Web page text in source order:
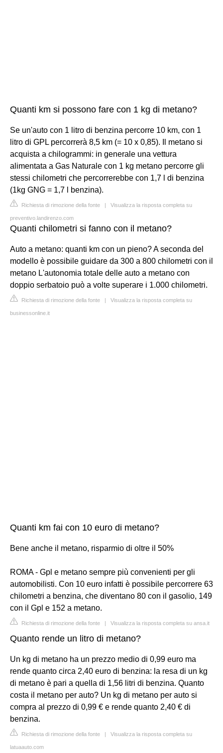
Quanti km si possono fare con 1 kg di metano?
Se un'auto con 1 litro di benzina percorre 10 km, con 1
litro di GPL percorrerà 8,5 km (= 10 x 0,85). Il metano si
acquista a chilogrammi: in generale una vettura
alimentata a Gas Naturale con 1 kg metano percorre gli
stessi chilometri che percorrerebbe con 1,7 l di benzina
(1kg GNG = 1,7 l benzina).
Richiesta di rimozione della fonte | Visualizza la risposta completa su
preventivo.landirenzo.com
Quanti chilometri si fanno con il metano?
Auto a metano: quanti km con un pieno? A seconda del
modello è possibile guidare da 300 a 800 chilometri con il
metano L'autonomia totale delle auto a metano con
doppio serbatoio può a volte superare i 1.000 chilometri.
Richiesta di rimozione della fonte | Visualizza la risposta completa su
businessonline.it
Quanti km fai con 10 euro di metano?
Bene anche il metano, risparmio di oltre il 50%
ROMA - Gpl e metano sempre più convenienti per gli
automobilisti. Con 10 euro infatti è possibile percorrere 63
chilometri a benzina, che diventano 80 con il gasolio, 149
con il Gpl e 152 a metano.
Richiesta di rimozione della fonte | Visualizza la risposta completa su ansa.it
Quanto rende un litro di metano?
Un kg di metano ha un prezzo medio di 0,99 euro ma
rende quanto circa 2,40 euro di benzina: la resa di un kg
di metano è pari a quella di 1,56 litri di benzina. Quanto
costa il metano per auto? Un kg di metano per auto si
compra al prezzo di 0,99 € e rende quanto 2,40 € di
benzina.
Richiesta di rimozione della fonte | Visualizza la risposta completa su
latuaauto.com